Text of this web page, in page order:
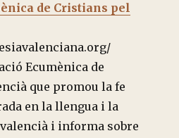
de Cristians pel
Ecumènica de
que promou la fe
en la llengua i la
i informa sobre